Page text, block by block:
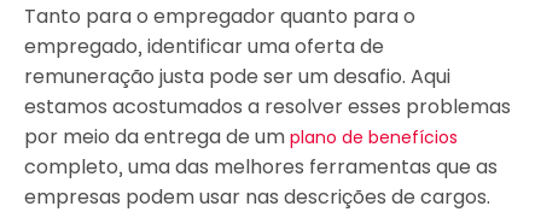
Tanto para o empregador quanto para o
empregado, identificar uma oferta de
remuneração justa pode ser um desafio. Aqui
estamos acostumados a resolver esses problemas
por meio da entrega de um plano de benefícios
completo, uma das melhores ferramentas que as
empresas podem usar nas descrições de cargos.